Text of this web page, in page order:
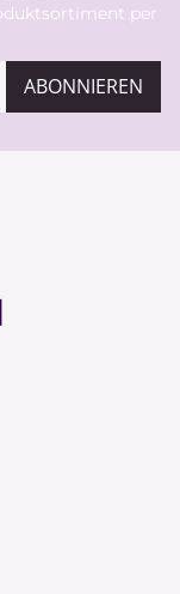
per
ABONNIEREN